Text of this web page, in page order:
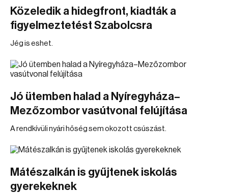
Közeledik a hidegfront, kiadták a
figyelmeztetést Szabolcsra
Jég is eshet.
Jó ütemben halad a Nyíregyháza–
Mezőzombor vasútvonal felújítása
A rendkívüli nyári hőség sem okozott csúszást.
Mátészalkán is gyűjtenek iskolás
gyerekeknek